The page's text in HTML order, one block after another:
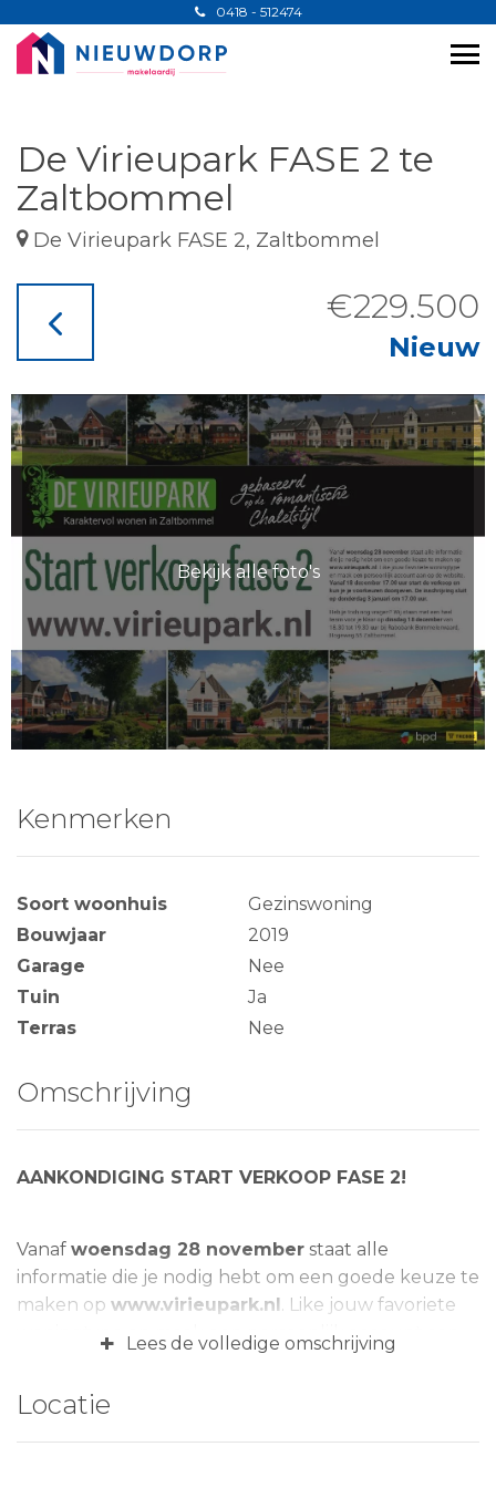
0418 - 512474
De Virieupark FASE 2 te
Zaltbommel
De Virieupark FASE 2, Zaltbommel
€229.500
Nieuw
Bekijk alle foto's
Kenmerken
Soort woonhuis
Gezinswoning
Bouwjaar
2019
Garage
Nee
Tuin
Ja
Terras
Nee
Omschrijving
AANKONDIGING START VERKOOP FASE 2!
Vanaf woensdag 28 november staat alle
informatie die je nodig hebt om een goede keuze te
maken op www.virieupark.nl. Like jouw favoriete
woningtype en maak een persoonlijk account aan
18 december a.s. 17.00 uur
doorgeven. De inschrijving sluit op
januari 2019 om 17.00 uur.
+ Lees de volledige omschrijving
Locatie